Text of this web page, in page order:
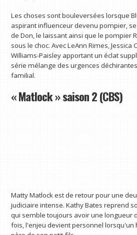
Les choses sont bouleversées lorsque
aspirant influenceur devenu pompier,
de Don, le laissant ainsi que le pompier
sous le choc. Avec LeAnn Rimes,
Williams-Paisley apportant un éclat
série mélange des urgences
familial.
« Matlock » saison 2 (CBS)
Matty Matlock est de retour pour une
judiciaire intense. Kathy Bates reprend
qui semble toujours avoir une longueur
fois, l'enjeu devient personnel